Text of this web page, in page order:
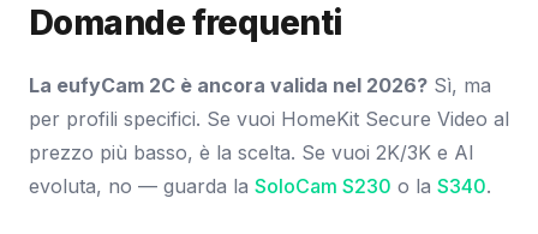
Domande frequenti
La eufyCam 2C è ancora valida nel 2026? Sì, ma
per profili specifici. Se vuoi HomeKit Secure Video al
prezzo più basso, è la scelta. Se vuoi 2K/3K e AI
evoluta, no — guarda la SoloCam S230 o la S340.